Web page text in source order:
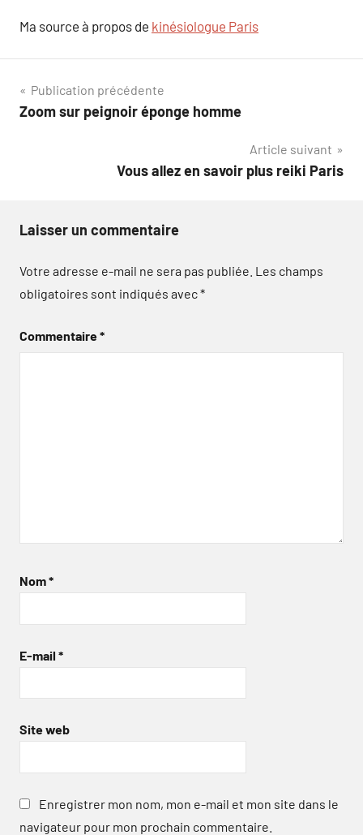
Ma source à propos de kinésiologue Paris
Navigation
de
Publication précédente
Zoom sur peignoir éponge homme
Article suivant
Vous allez en savoir plus reiki Paris
Laisser un commentaire
Votre adresse e-mail ne sera pas publiée. Les champs
obligatoires sont indiqués avec*
Commentaire*
Nom*
E-mail *
Site web
Enregistrer mon nom, mon e-mail et mon site dans le
navigateur pour mon prochain commentaire.